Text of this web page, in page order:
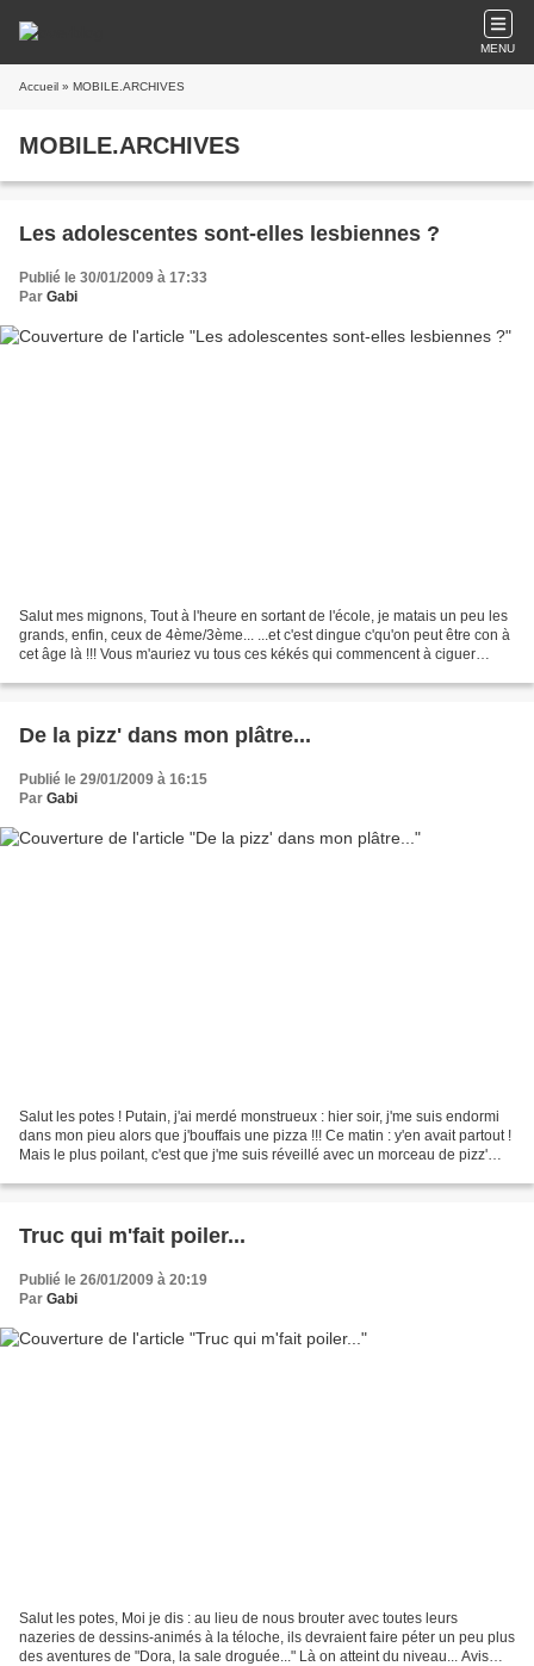
MENU
Accueil » MOBILE.ARCHIVES
MOBILE.ARCHIVES
Les adolescentes sont-elles lesbiennes ?
Publié le 30/01/2009 à 17:33
Par Gabi
Salut mes mignons, Tout à l'heure en sortant de l'école, je matais un peu les
grands, enfin, ceux de 4ème/3ème... ...et c'est dingue c'qu'on peut être con à
cet âge là !!! Vous m'auriez vu tous ces kékés qui commencent à ciguer
De la pizz' dans mon plâtre...
Publié le 29/01/2009 à 16:15
Par Gabi
Salut les potes ! Putain, j'ai merdé monstrueux : hier soir, j'me suis endormi
dans mon pieu alors que j'bouffais une pizza !!! Ce matin : y'en avait partout !
Mais le plus poilant, c'est que j'me suis réveillé avec un morceau de pizz'
Truc qui m'fait poiler...
Publié le 26/01/2009 à 20:19
Par Gabi
Salut les potes, Moi je dis : au lieu de nous brouter avec toutes leurs
nazeries de dessins-animés à la téloche, ils devraient faire péter un peu plus
des aventures de "Dora, la sale droguée..." Là on atteint du niveau... Avis